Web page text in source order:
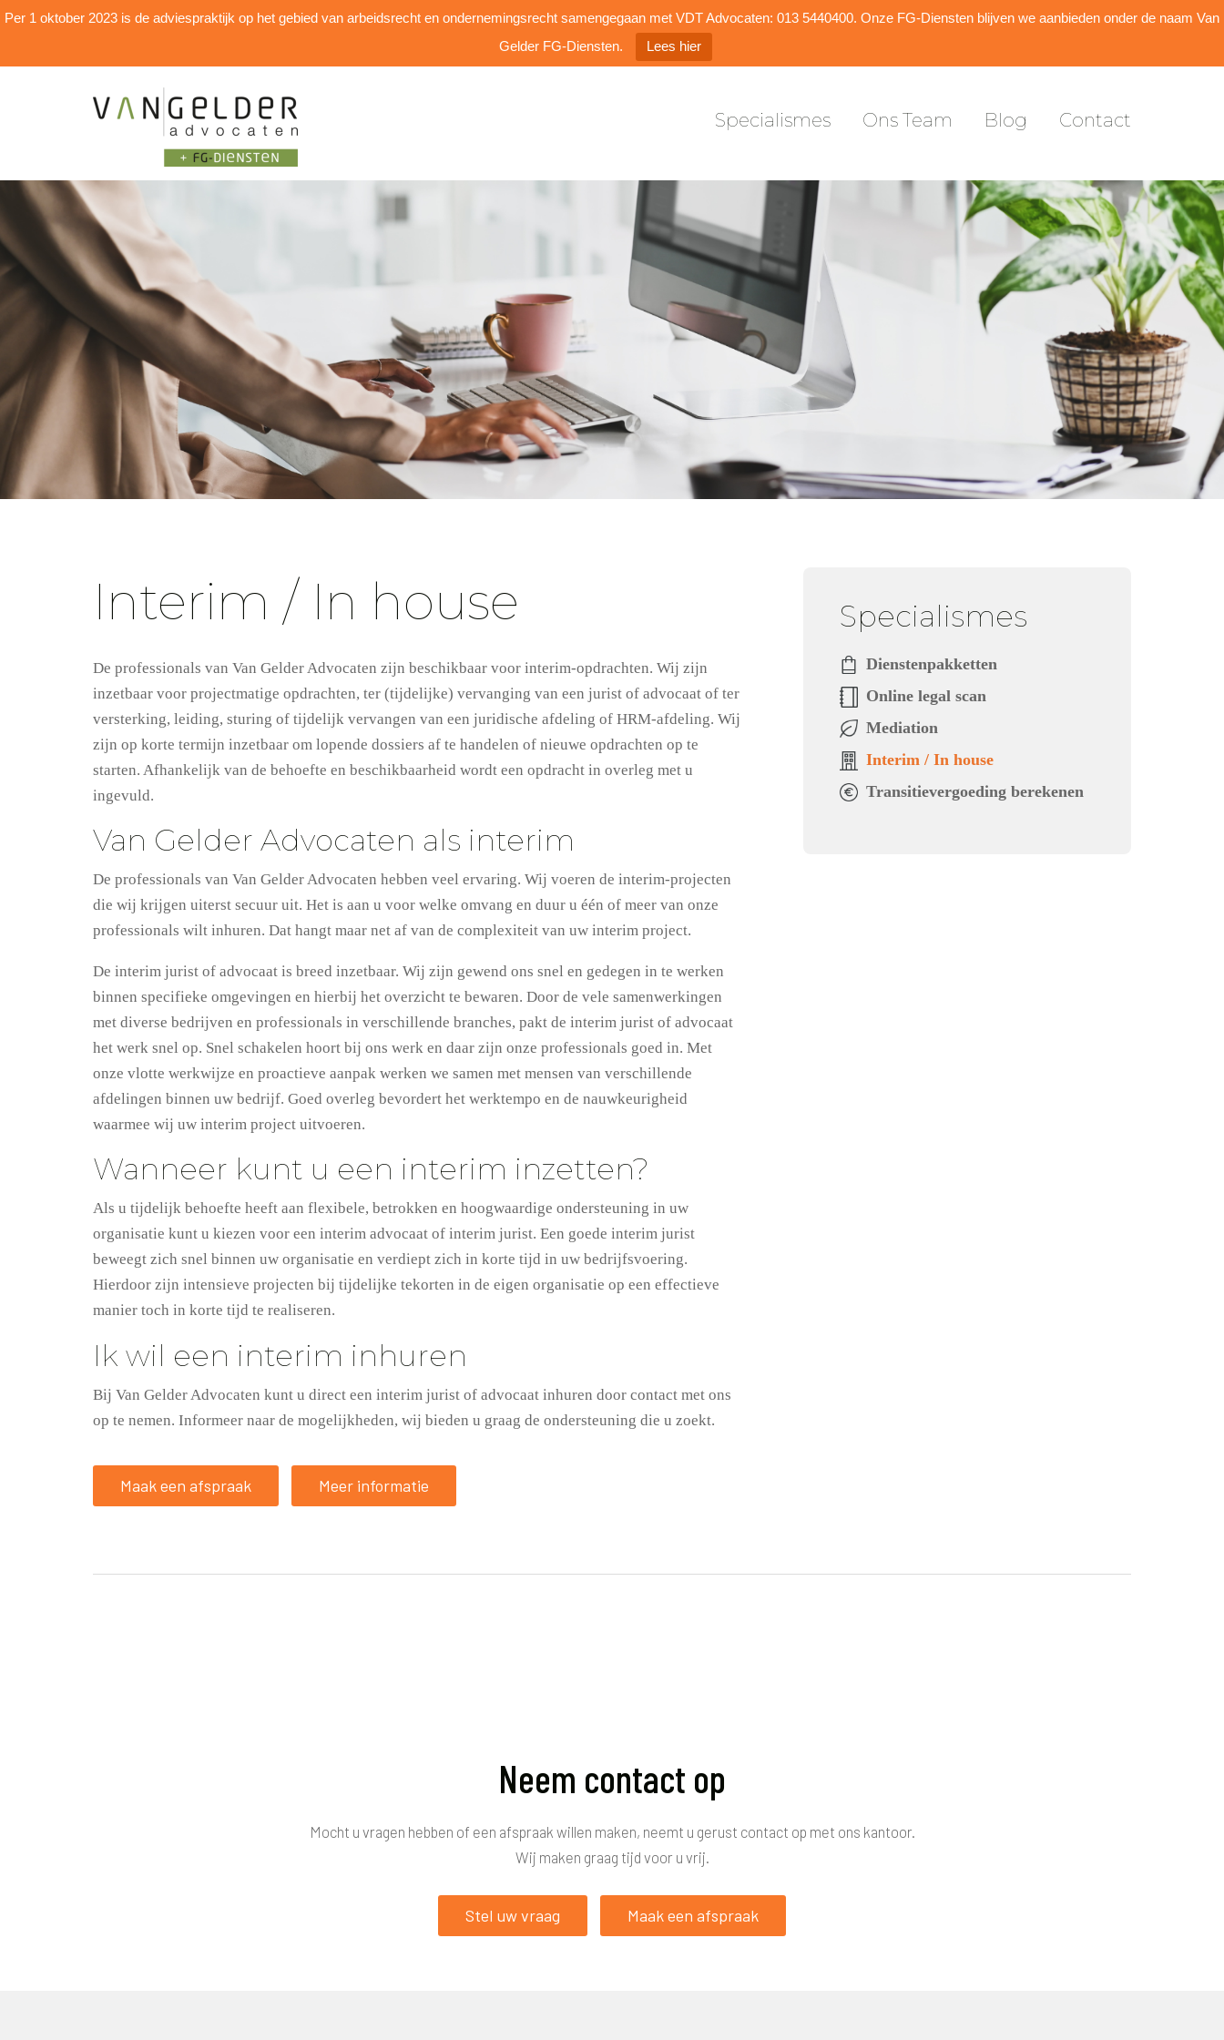
Per 1 oktober 2023 is de adviespraktijk op het gebied van arbeidsrecht en ondernemingsrecht samengegaan met VDT Advocaten: 013 5440400. Onze FG-Diensten blijven we aanbieden onder de naam Van
Gelder FG-Diensten.
Lees hier
Specialismes Ons Team Blog Contact
Interim / In house
De professionals van Van Gelder Advocaten zijn beschikbaar voor interim-opdrachten. Wij zijn
inzetbaar voor projectmatige opdrachten, ter (tijdelijke) vervanging van een jurist of advocaat of ter
versterking, leiding, sturing of tijdelijk vervangen van een juridische afdeling of HRM-afdeling. Wij
zijn op korte termijn inzetbaar om lopende dossiers af te handelen of nieuwe opdrachten op te
starten. Afhankelijk van de behoefte en beschikbaarheid wordt een opdracht in overleg met u
ingevuld.
Van Gelder Advocaten als interim
De professionals van Van Gelder Advocaten hebben veel ervaring. Wij voeren de interim-projecten
die wij krijgen uiterst secuur uit. Het is aan u voor welke omvang en duur u één of meer van onze
professionals wilt inhuren. Dat hangt maar net af van de complexiteit van uw interim project.
De interim jurist of advocaat is breed inzetbaar. Wij zijn gewend ons snel en gedegen in te werken
binnen specifieke omgevingen en hierbij het overzicht te bewaren. Door de vele samenwerkingen
met diverse bedrijven en professionals in verschillende branches, pakt de interim jurist of advocaat
het werk snel op. Snel schakelen hoort bij ons werk en daar zijn onze professionals goed in. Met
onze vlotte werkwijze en proactieve aanpak werken we samen met mensen van verschillende
afdelingen binnen uw bedrijf. Goed overleg bevordert het werktempo en de nauwkeurigheid
waarmee wij uw interim project uitvoeren.
Wanneer kunt u een interim inzetten?
Als u tijdelijk behoefte heeft aan flexibele, betrokken en hoogwaardige ondersteuning in uw
organisatie kunt u kiezen voor een interim advocaat of interim jurist. Een goede interim jurist
beweegt zich snel binnen uw organisatie en verdiept zich in korte tijd in uw bedrijfsvoering.
Hierdoor zijn intensieve projecten bij tijdelijke tekorten in de eigen organisatie op een effectieve
manier toch in korte tijd te realiseren.
Ik wil een interim inhuren
Bij Van Gelder Advocaten kunt u direct een interim jurist of advocaat inhuren door contact met ons
op te nemen. Informeer naar de mogelijkheden, wij bieden u graag de ondersteuning die u zoekt.
Maak een afspraak Meer informatie
Specialismes
Dienstenpakketten
Online legal scan
Mediation
Interim / In house
Transitievergoeding berekenen
Neem contact op
Mocht u vragen hebben of een afspraak willen maken, neemt u gerust contact op met ons kantoor.
Wij maken graag tijd voor u vrij.
Stel uw vraag Maak een afspraak